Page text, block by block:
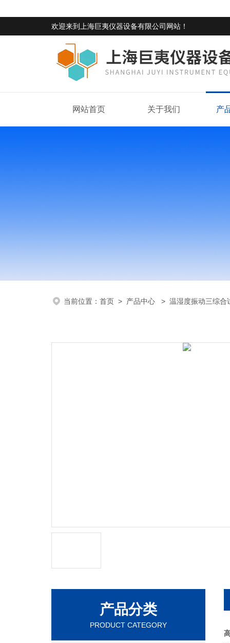
欢迎来到 上海巨夷仪器设备有限公司网站 ！
网站首页 关于我们 产
当前位置： 首页 > 产品中心 > 温湿度振动三综合
产品分类
PRODUCT CATEGORY